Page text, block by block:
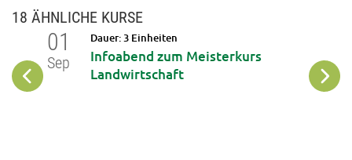
18 ÄHNLICHE KURSE
01
Sep
Dauer: 3 Einheiten
Infoabend zum Meisterkurs
Landwirtschaft
Sep